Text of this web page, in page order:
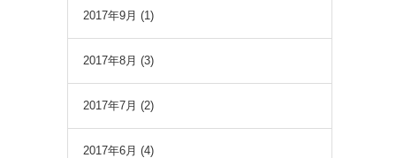
2017年9月 (1)
2017年8月 (3)
2017年7月 (2)
2017年6月 (4)